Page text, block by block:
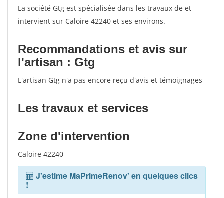
La société Gtg est spécialisée dans les travaux de et
intervient sur Caloire 42240 et ses environs.
Recommandations et avis sur
l'artisan : Gtg
L'artisan Gtg n'a pas encore reçu d'avis et témoignages
Les travaux et services
Zone d'intervention
Caloire 42240